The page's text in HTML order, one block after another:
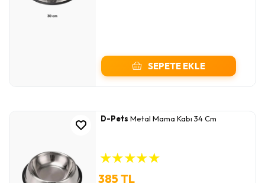
SEPETE EKLE
D-Pets Metal Mama Kabı 34 Cm
★★★★★
385 TL